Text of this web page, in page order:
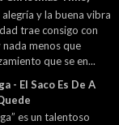
y la buena vibra
trae consigo con
nada menos que
que se en...
- El Saco Es De A
es un talentoso